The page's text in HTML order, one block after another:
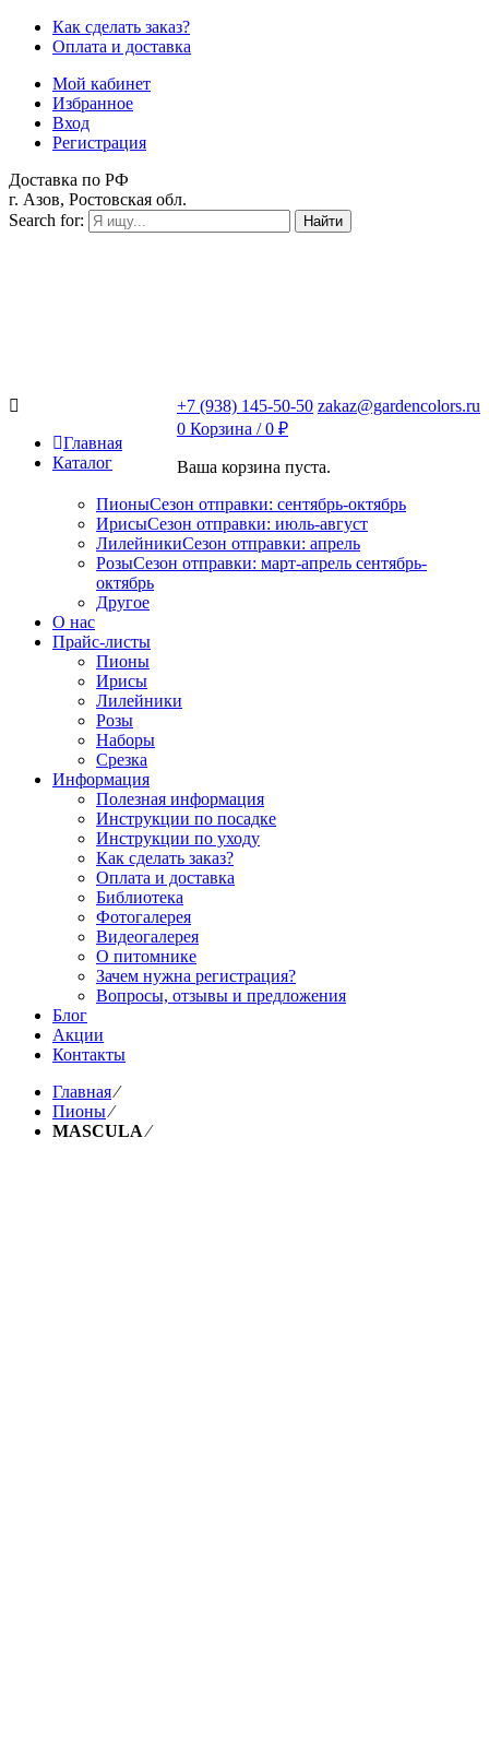
Как сделать заказ?
Оплата и доставка
Мой кабинет
Избранное
Вход
Регистрация
Доставка по РФ
г. Азов, Ростовская обл.
Search for:
Найти
+7 (938) 145-50-50 zakaz@gardencolors.ru
0 Корзина /0 ₽
Ваша корзина пуста.
Главная
Каталог
ПионыСезон отправки: сентябрь-октябрь
ИрисыСезон отправки: июль-август
ЛилейникиСезон отправки: апрель
РозыСезон отправки: март-апрель сентябрь-
октябрь
Другое
О нас
Прайс-листы
Пионы
Ирисы
Лилейники
Розы
Наборы
Срезка
Информация
Полезная информация
Инструкции по посадке
Инструкции по уходу
Как сделать заказ?
Оплата и доставка
Библиотека
Фотогалерея
Видеогалерея
О питомнике
Зачем нужна регистрация?
Вопросы, отзывы и предложения
Блог
Акции
Контакты
Главная⁄
Пионы⁄
MASCULA⁄